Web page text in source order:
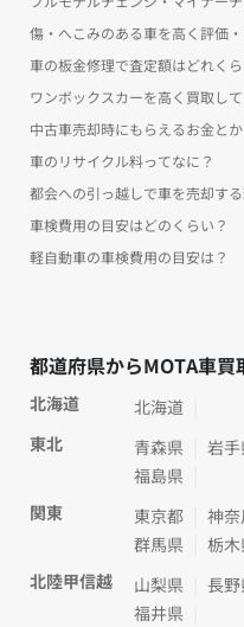
傷・へこみのある車を高く評価
車の板金修理で査定額はどれく
ワンボックスカーを高く買取し
中古車売却時にもらえるお金と
車のリサイクル料ってなに？
都会への引っ越しで車を売却す
車検費用の目安はどのくらい？
軽自動車の車検費用の目安は？
都道府県からMOTA車買
北海道
北海道
東北
青森県 岩
福島県
関東
東京都 神
群馬県
栃
北陸甲信越
山梨県 長
福井県